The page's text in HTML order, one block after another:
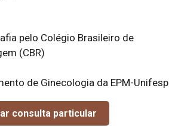
pelo Colégio Brasileiro de
(CBR)
de Ginecologia da EPM-Unifesp
consulta particular